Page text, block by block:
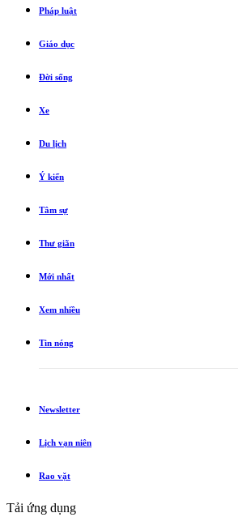
Pháp luật
Giáo dục
Đời sống
Xe
Du lịch
Ý kiến
Tâm sự
Thư giãn
Mới nhất
Xem nhiều
Tin nóng
Newsletter
Lịch vạn niên
Rao vặt
Tải ứng dụng